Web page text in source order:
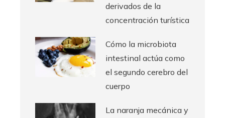
derivados de la
concentración turística
Cómo la microbiota
intestinal actúa como
el segundo cerebro del
cuerpo
La naranja mecánica y